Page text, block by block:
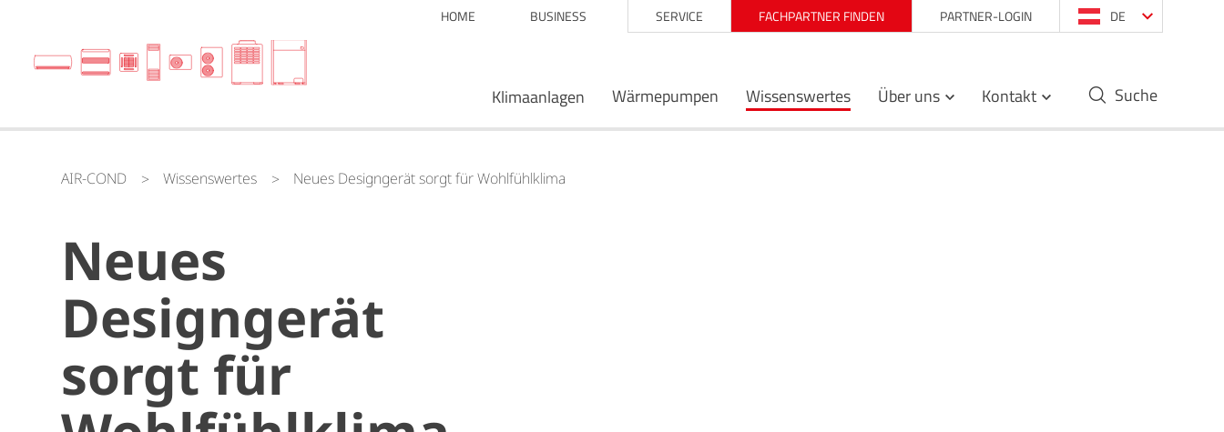
HOME BUSINESS SERVICE FACHPARTNER FINDEN PARTNER-LOGIN DE
Klimaanlagen Wärmepumpen Wissenswertes Über uns Kontakt Suche
AIR-COND Wissenswertes Neues Designgerät sorgt für Wohlfühlklima
Neues
Designgerät
sorgt für